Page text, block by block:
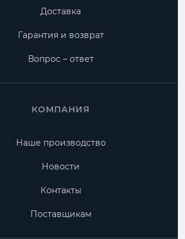
Доставка
Гарантия и возврат
Вопрос – ответ
КОМПАНИЯ
Наше производство
Новости
Контакты
Поставщикам